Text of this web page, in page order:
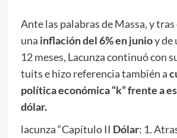
Ante las palabras de Massa, y
una inflación del 6% en junioy de
12 meses, Lacunza continuó con
tuits e hizo referencia también a
política económica “k” frente a
dólar.
lacunza “Capítulo II Dólar: 1.